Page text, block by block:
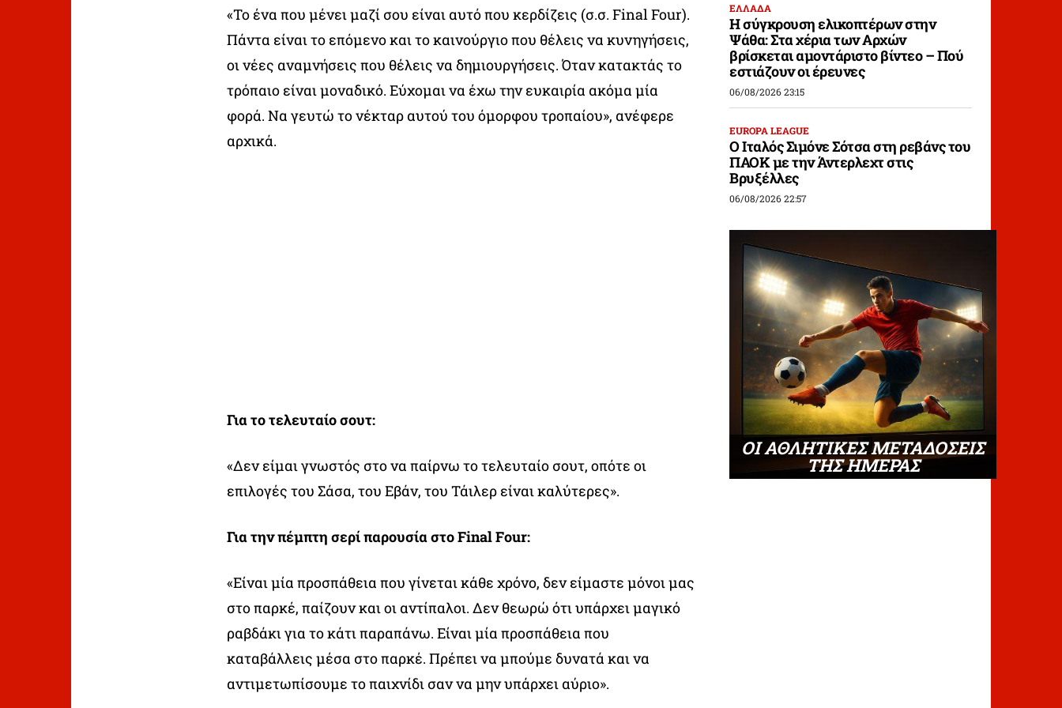
«Το ένα που μένει μαζί σου είναι αυτό που κερδίζεις (σ.σ. Final Four).
Πάντα είναι το επόμενο και το καινούργιο που θέλεις να κυνηγήσεις,
οι νέες αναμνήσεις που θέλεις να δημιουργήσεις. Όταν κατακτάς το
τρόπαιο είναι μοναδικό. Εύχομαι να έχω την ευκαιρία ακόμα μία
φορά. Να γευτώ το νέκταρ αυτού του όμορφου τροπαίου», ανέφερε
αρχικά.
Για το τελευταίο σουτ:
«Δεν είμαι γνωστός στο να παίρνω το τελευταίο σουτ, οπότε οι
επιλογές του Σάσα, του Εβάν, του Τάιλερ είναι καλύτερες».
Για την πέμπτη σερί παρουσία στο Final Four:
«Είναι μία προσπάθεια που γίνεται κάθε χρόνο, δεν είμαστε μόνοι μας
στο παρκέ, παίζουν και οι αντίπαλοι. Δεν θεωρώ ότι υπάρχει μαγικό
ραβδάκι για το κάτι παραπάνω. Είναι μία προσπάθεια που
καταβάλλεις μέσα στο παρκέ. Πρέπει να μπούμε δυνατά και να
αντιμετωπίσουμε το παιχνίδι σαν να μην υπάρχει αύριο».
ΕΛΛΑΔΑ
Η σύγκρουση ελικοπτέρων στην
Ψάθα: Στα χέρια των Αρχών
βρίσκεται αμοντάριστο βίντεο – Πού
εστιάζουν οι έρευνες
06/08/2026 23:15
EUROPA LEAGUE
Ο Ιταλός Σιμόνε Σότσα στη ρεβάνς του
ΠΑΟΚ με την Άντερλεχτ στις
Βρυξέλλες
06/08/2026 22:57
ΟΙ ΑΘΛΗΤΙΚΕΣ ΜΕΤΑΔΟΣΕΙΣ
ΤΗΣ ΗΜΕΡΑΣ